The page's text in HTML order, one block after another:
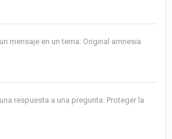
mensaje en un tema: Original amnesia
respuesta a una pregunta: Proteger la